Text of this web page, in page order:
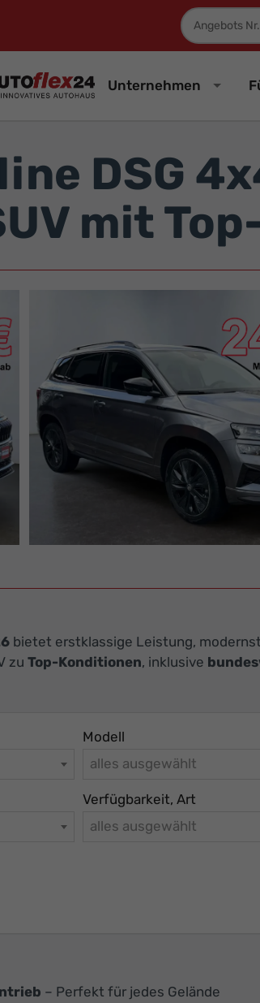
Unternehmen
DSG
mit
bietet erstklassige Leistung,
zu Top-Konditionen, inklusive
Modell
alles ausgewählt
Verfügbarkeit, Art
alles ausgewählt
– Perfekt für jedes Gelände